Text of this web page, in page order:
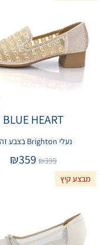
BLUE HEART
נעלי Brighton בצבע זהב
₪399
₪359
מבצע קיץ